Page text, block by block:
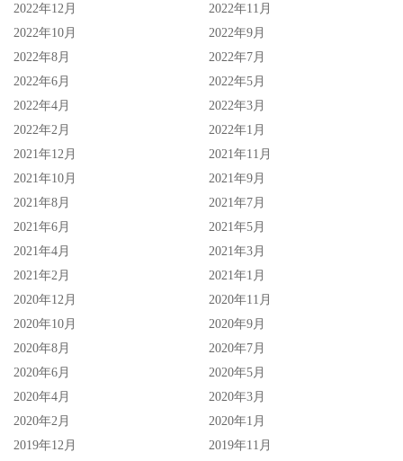
2022年12月
2022年11月
2022年10月
2022年9月
2022年8月
2022年7月
2022年6月
2022年5月
2022年4月
2022年3月
2022年2月
2022年1月
2021年12月
2021年11月
2021年10月
2021年9月
2021年8月
2021年7月
2021年6月
2021年5月
2021年4月
2021年3月
2021年2月
2021年1月
2020年12月
2020年11月
2020年10月
2020年9月
2020年8月
2020年7月
2020年6月
2020年5月
2020年4月
2020年3月
2020年2月
2020年1月
2019年12月
2019年11月